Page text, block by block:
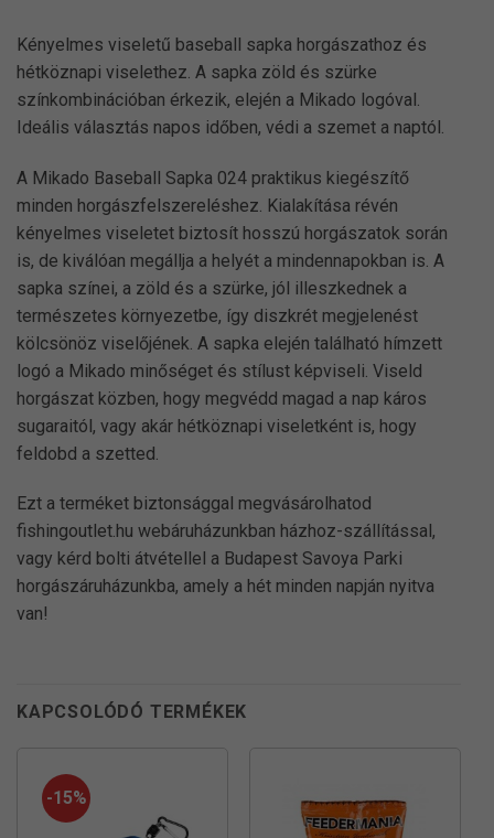
Kényelmes viseletű baseball sapka horgászathoz és
hétköznapi viselethez. A sapka zöld és szürke
színkombinációban érkezik, elején a Mikado logóval.
Ideális választás napos időben, védi a szemet a naptól.
A Mikado Baseball Sapka 024 praktikus kiegészítő
minden horgászfelszereléshez. Kialakítása révén
kényelmes viseletet biztosít hosszú horgászatok során
is, de kiválóan megállja a helyét a mindennapokban is. A
sapka színei, a zöld és a szürke, jól illeszkednek a
természetes környezetbe, így diszkrét megjelenést
kölcsönöz viselőjének. A sapka elején található hímzett
logó a Mikado minőséget és stílust képviseli. Viseld
horgászat közben, hogy megvédd magad a nap káros
sugaraitól, vagy akár hétköznapi viseletként is, hogy
feldobd a szetted.
Ezt a terméket biztonsággal megvásárolhatod
fishingoutlet.hu webáruházunkban házhoz-szállítással,
vagy kérd bolti átvétellel a Budapest Savoya Parki
horgászáruházunkba, amely a hét minden napján nyitva
van!
KAPCSOLÓDÓ TERMÉKEK
-15%